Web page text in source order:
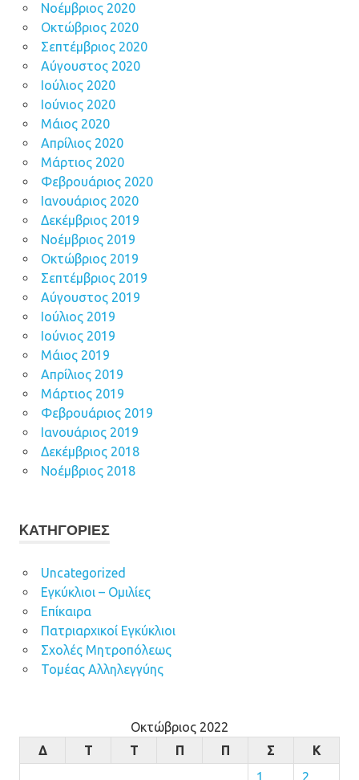
Νοέμβριος 2020
Οκτώβριος 2020
Σεπτέμβριος 2020
Αύγουστος 2020
Ιούλιος 2020
Ιούνιος 2020
Μάιος 2020
Απρίλιος 2020
Μάρτιος 2020
Φεβρουάριος 2020
Ιανουάριος 2020
Δεκέμβριος 2019
Νοέμβριος 2019
Οκτώβριος 2019
Σεπτέμβριος 2019
Αύγουστος 2019
Ιούλιος 2019
Ιούνιος 2019
Μάιος 2019
Απρίλιος 2019
Μάρτιος 2019
Φεβρουάριος 2019
Ιανουάριος 2019
Δεκέμβριος 2018
Νοέμβριος 2018
KΑΤΗΓΟΡΊΕΣ
Uncategorized
Εγκύκλιοι – Ομιλίες
Επίκαιρα
Πατριαρχικοί Εγκύκλιοι
Σχολές Μητροπόλεως
Τομέας Αλληλεγγύης
Οκτώβριος 2022
Δ
Τ Τ Π Π Σ
Κ